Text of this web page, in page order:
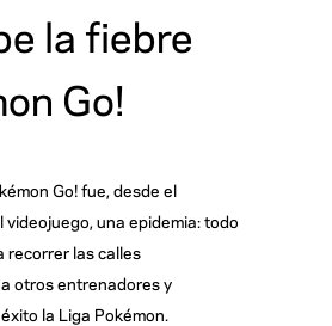
la fiebre
Go!
Go! fue, desde el
videojuego, una epidemia: todo
recorrer las calles
otros entrenadores y
la Liga Pokémon.